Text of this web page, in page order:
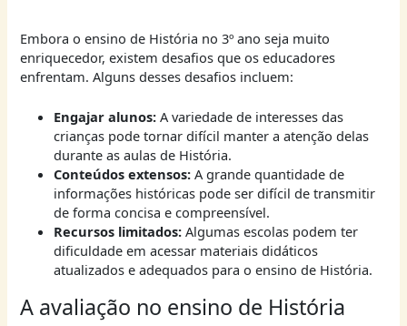
Embora o ensino de História no 3º ano seja muito
enriquecedor, existem desafios que os educadores
enfrentam. Alguns desses desafios incluem:
Engajar alunos:A variedade de interesses das
crianças pode tornar difícil manter a atenção delas
durante as aulas de História.
Conteúdos extensos:A grande quantidade de
informações históricas pode ser difícil de transmitir
de forma concisa e compreensível.
Recursos limitados:Algumas escolas podem ter
dificuldade em acessar materiais didáticos
atualizados e adequados para o ensino de História.
A avaliação no ensino de História